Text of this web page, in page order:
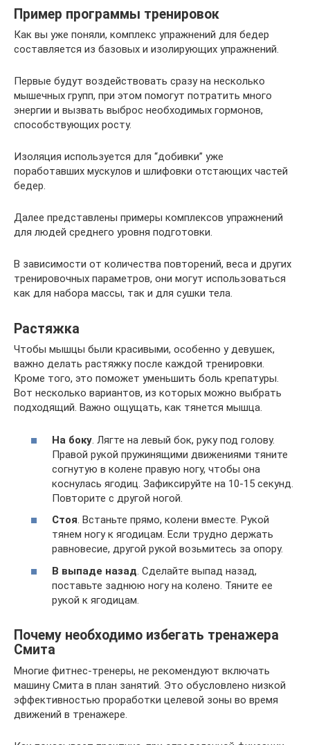
Пример программы тренировок
Как вы уже поняли, комплекс упражнений для бедер
составляется из базовых и изолирующих упражнений.
Первые будут воздействовать сразу на несколько
мышечных групп, при этом помогут потратить много
энергии и вызвать выброс необходимых гормонов,
способствующих росту.
Изоляция используется для “добивки” уже
поработавших мускулов и шлифовки отстающих частей
бедер.
Далее представлены примеры комплексов упражнений
для людей среднего уровня подготовки.
В зависимости от количества повторений, веса и других
тренировочных параметров, они могут использоваться
как для набора массы, так и для сушки тела.
Растяжка
Чтобы мышцы были красивыми, особенно у девушек,
важно делать растяжку после каждой тренировки.
Кроме того, это поможет уменьшить боль крепатуры.
Вот несколько вариантов, из которых можно выбрать
подходящий. Важно ощущать, как тянется мышца.
На боку. Лягте на левый бок, руку под голову.
Правой рукой пружинящими движениями тяните
согнутую в колене правую ногу, чтобы она
коснулась ягодиц. Зафиксируйте на 10-15 секунд.
Повторите с другой ногой.
Стоя. Встаньте прямо, колени вместе. Рукой
тянем ногу к ягодицам. Если трудно держать
равновесие, другой рукой возьмитесь за опору.
В выпаде назад. Сделайте выпад назад,
поставьте заднюю ногу на колено. Тяните ее
рукой к ягодицам.
Почему необходимо избегать тренажера
Смита
Многие фитнес-тренеры, не рекомендуют включать
машину Смита в план занятий. Это обусловлено низкой
эффективностью проработки целевой зоны во время
движений в тренажере.